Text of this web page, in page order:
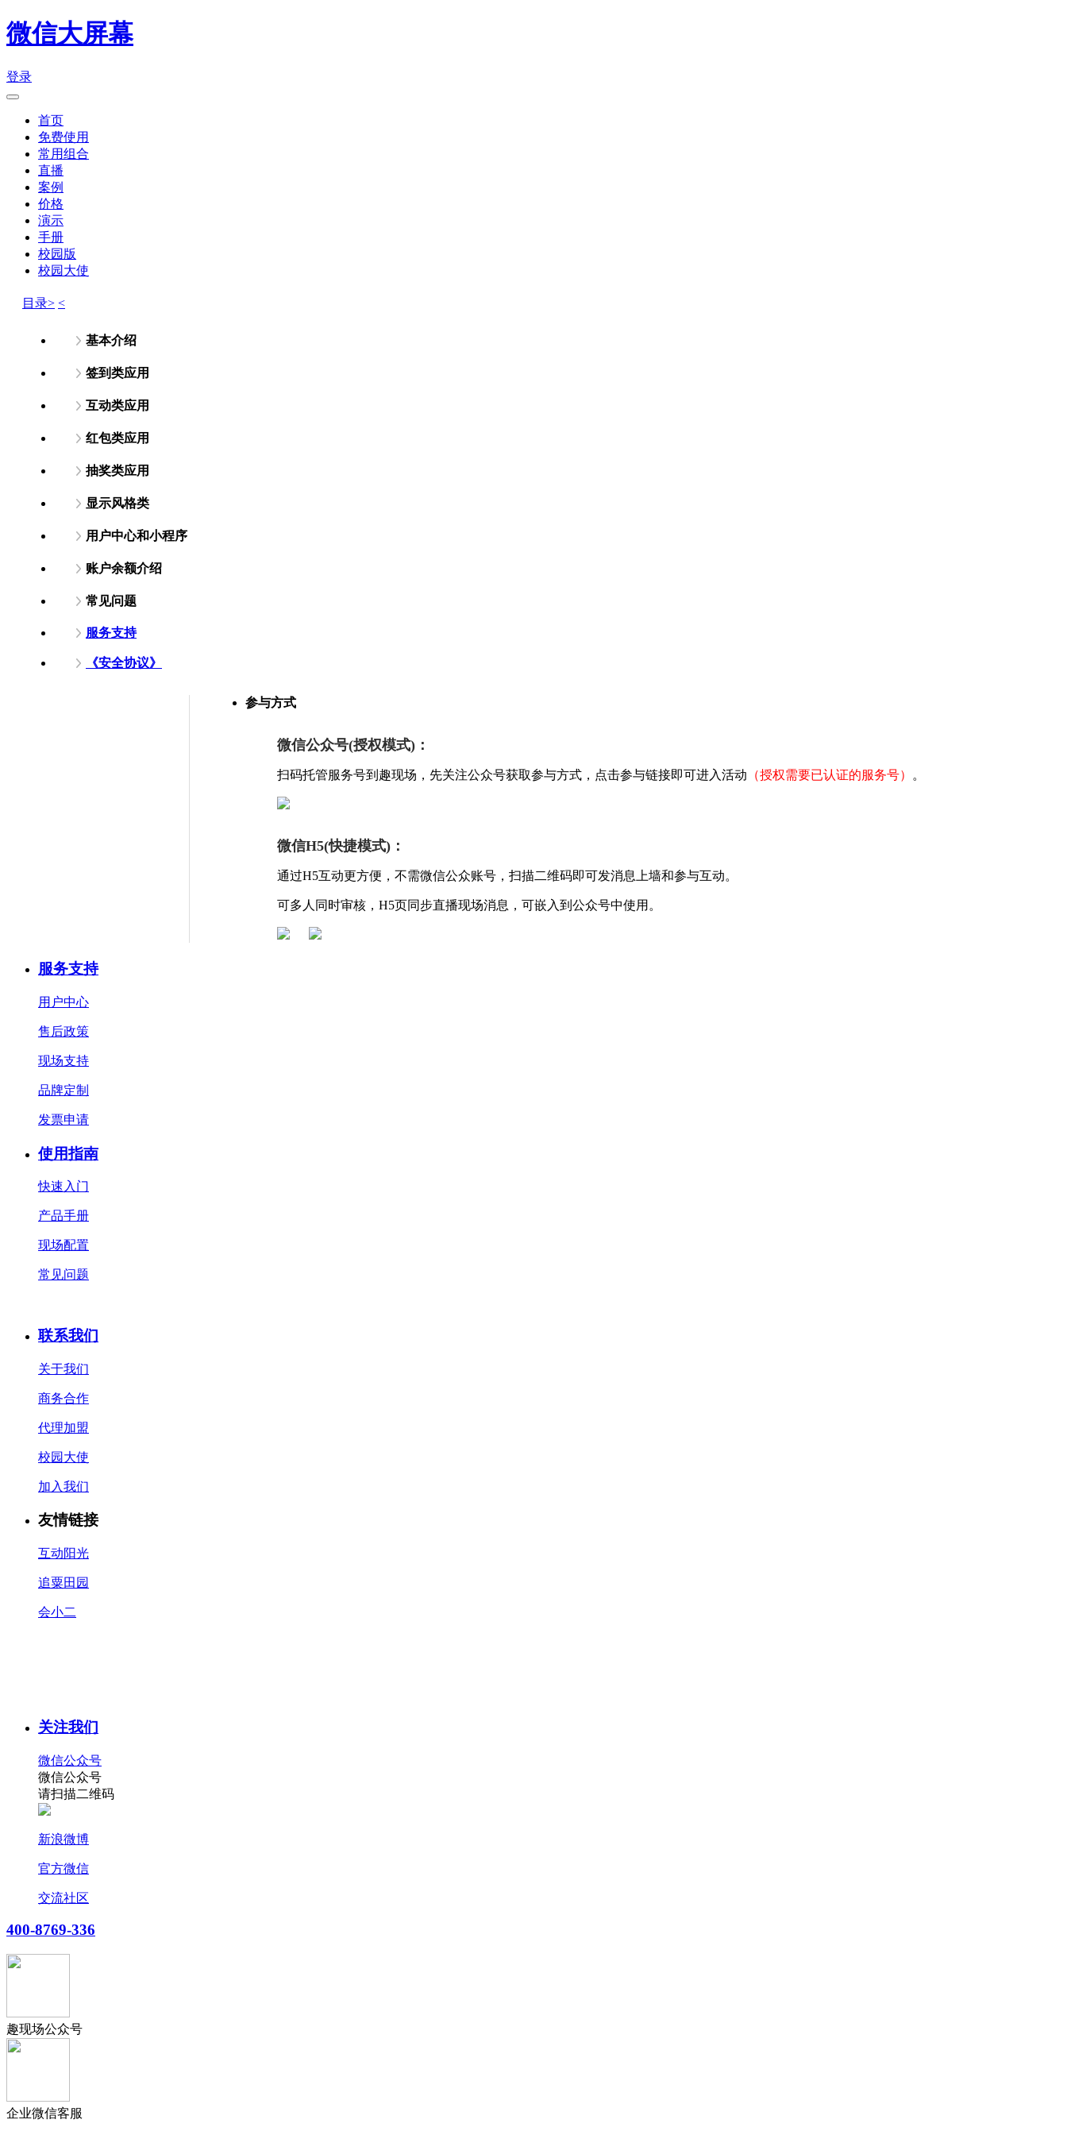
微信大屏幕
登录
首页
免费使用
常用组合
直播
案例
价格
演示
手册
校园版
校园大使
目录> <
基本介绍
签到类应用
互动类应用
红包类应用
抽奖类应用
显示风格类
用户中心和小程序
账户余额介绍
常见问题
服务支持
《安全协议》
参与方式
微信公众号(授权模式)：
扫码托管服务号到趣现场，先关注公众号获取参与方式，点击参与链接即可进入活动 （授权需要已认证的服务号） 。
微信H5(快捷模式)：
通过H5互动更方便，不需微信公众账号，扫描二维码即可发消息上墙和参与互动。
可多人同时审核，H5页同步直播现场消息，可嵌入到公众号中使用。
服务支持
用户中心
售后政策
现场支持
品牌定制
发票申请
使用指南
快速入门
产品手册
现场配置
常见问题
联系我们
关于我们
商务合作
代理加盟
校园大使
加入我们
友情链接
互动阳光
追粟田园
会小二
关注我们
微信公众号
微信公众号
请扫描二维码
新浪微博
官方微信
交流社区
400-8769-336
趣现场公众号
企业微信客服